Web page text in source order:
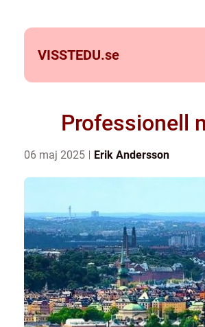
VISSTEDU.se
Professionell
06 maj 2025 Erik Andersson